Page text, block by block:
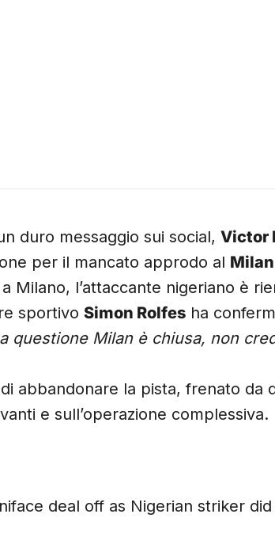
duro messaggio sui social, Victor
per il mancato approdo al Milan
Milano, l’attaccante nigeriano è
sportivo Simon Rolfes ha
questione Milan è chiusa, non
abbandonare la pista, frenato da
e sull’operazione complessiva.
deal off as Nigerian striker